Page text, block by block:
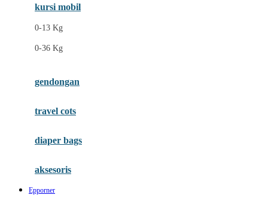
F
Felt So Sweet
Fisher Price
Gb
kursi mobil
0-13 Kg
0-36 Kg
gendongan
travel cots
diaper bags
aksesoris
Epporner